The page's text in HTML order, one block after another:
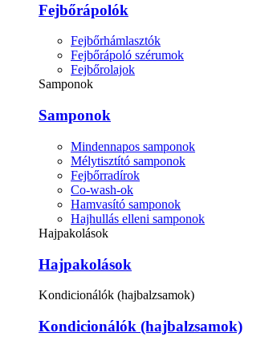
Fejbőrápolók
Fejbőrhámlasztók
Fejbőrápoló szérumok
Fejbőrolajok
Samponok
Samponok
Mindennapos samponok
Mélytisztító samponok
Fejbőrradírok
Co-wash-ok
Hamvasító samponok
Hajhullás elleni samponok
Hajpakolások
Hajpakolások
Kondicionálók (hajbalzsamok)
Kondicionálók (hajbalzsamok)